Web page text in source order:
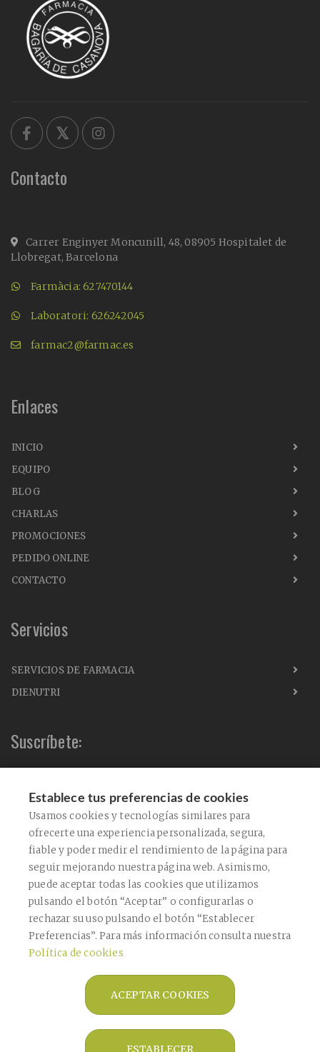
Contacto
Carrer Enginyer Moncunill, 48, 08905 Hospitalet de
Llobregat, Barcelona
Farmàcia: 627470144
Laboratori: 626242045
farmac2@farmac.es
Enlaces
INICIO
EQUIPO
BLOG
CHARLAS
PROMOCIONES
PEDIDO ONLINE
CONTACTO
Servicios
SERVICIOS DE FARMACIA
DIENUTRI
Suscríbete:
Acepto el envío de comunicaciones comerciales
Acepto la política de privacidad
Este sitio está protegido por reCAPTCHA y se aplican la Política de Privacidadde
Google y losTérminos de Servicio.
CONFIRMAR
Copyright © 2026 Farmàcia Bagaría De
Casanova -
Diseño web- Farmaoffice
Establece tus preferencias de cookies
Usamos cookies y tecnologías similares para
ofrecerte una experiencia personalizada, segura,
fiable y poder medir el rendimiento de la página para
seguir mejorando nuestra página web. Asimismo,
puede aceptar todas las cookies que utilizamos
pulsando el botón “Aceptar” o configurarlas o
rechazar su uso pulsando el botón “Establecer
Preferencias”. Para más información consulta nuestra
Política de cookies
ACEPTAR COOKIES
ESTABLECER